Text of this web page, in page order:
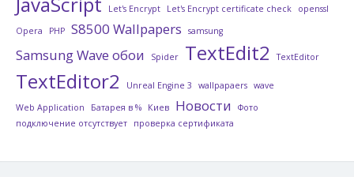
Let's Encrypt Let's Encrypt certificate check
openssl
Opera
PHP S8500 Wallpapers samsung
Samsung Wave обои Spider TextEdit2 TextEditor
TextEditor2 Unreal Engine 3 wallpapaers wave
Web Application
Батарея в % Киев Новости
Фото
подключение отсутствует
проверка сертификата